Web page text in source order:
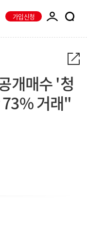
가입신청
개매수 '청
거래"